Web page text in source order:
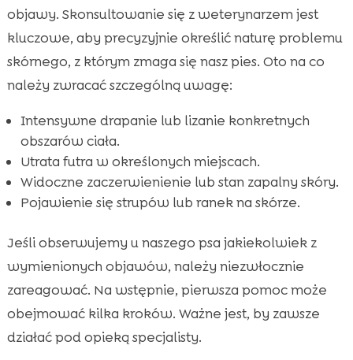
objawy. Skonsultowanie się z weterynarzem jest
kluczowe, aby precyzyjnie określić naturę problemu
skórnego, z którym zmaga się nasz pies. Oto na co
należy zwracać szczególną uwagę:
Intensywne drapanie lub lizanie konkretnych
obszarów ciała.
Utrata futra w określonych miejscach.
Widoczne zaczerwienienie lub stan zapalny skóry.
Pojawienie się strupów lub ranek na skórze.
Jeśli obserwujemy u naszego psa jakiekolwiek z
wymienionych objawów, należy niezwłocznie
zareagować. Na wstępnie, pierwsza pomoc może
obejmować kilka kroków. Ważne jest, by zawsze
działać pod opieką specjalisty.